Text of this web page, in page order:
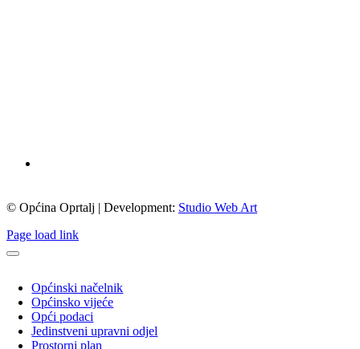
© Općina Oprtalj | Development: Studio Web Art
Page load link
Općinski načelnik
Općinsko vijeće
Opći podaci
Jedinstveni upravni odjel
Prostorni plan